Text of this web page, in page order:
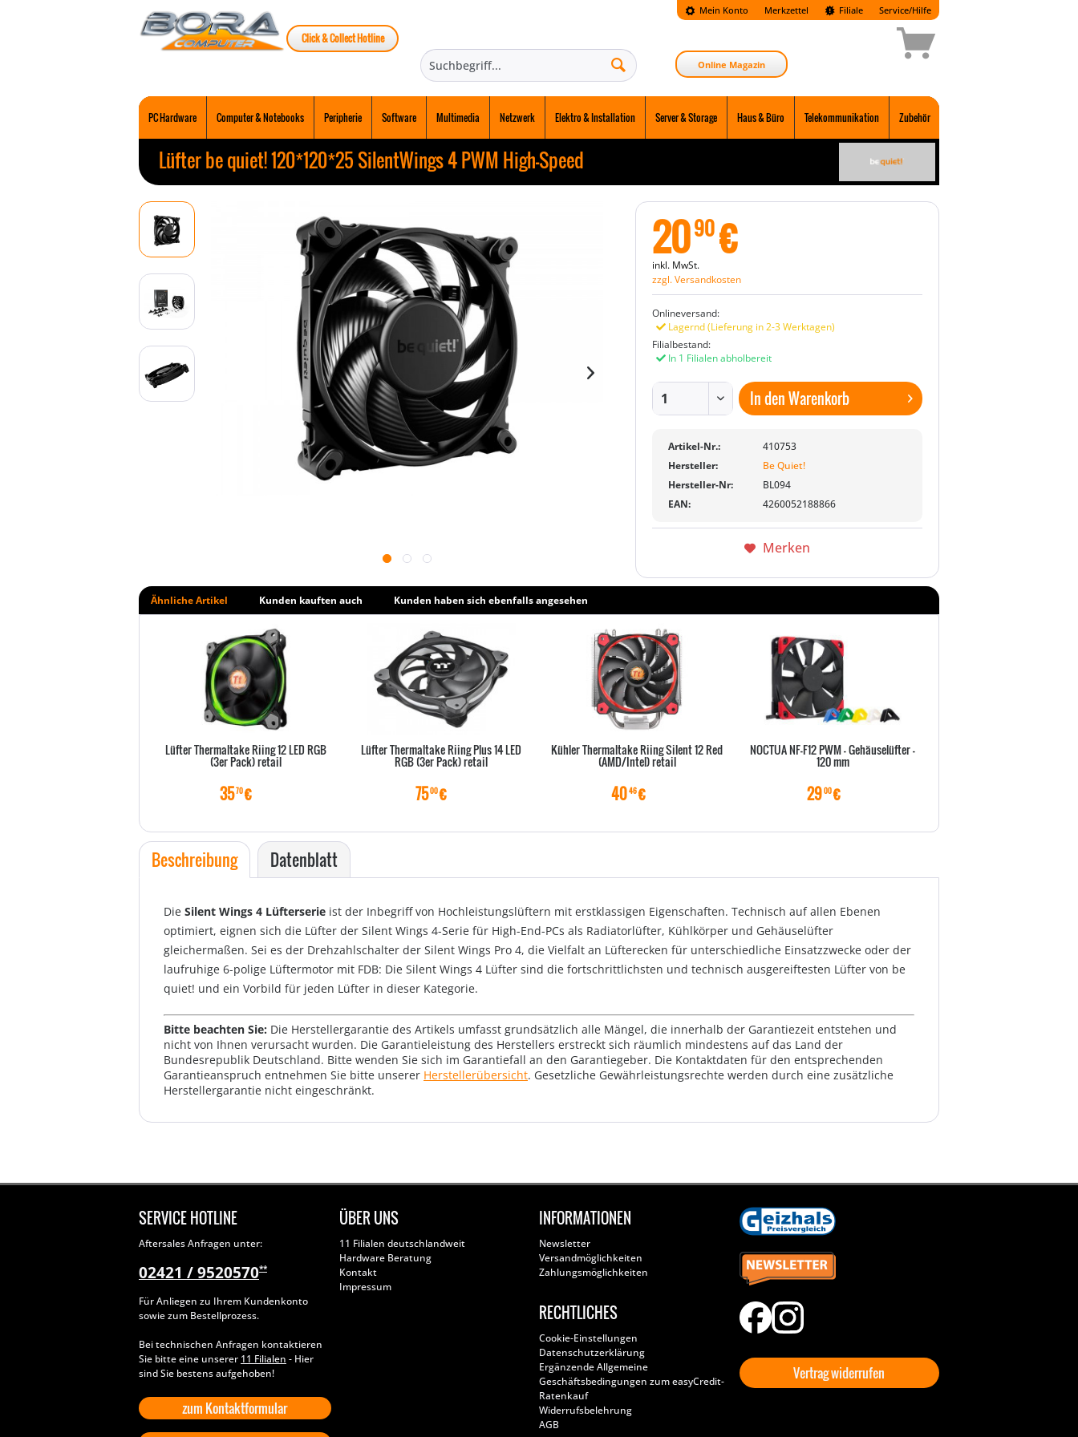
Mein Konto Merkzettel
Click & Collect Hotline
Filiale Service/Hilfe
Online Magazin
PC Hardware Computer & Notebooks Peripherie Software Multimedia Netzwerk Elektro & Installation Server & Storage Haus & Büro Telekommunikation Zubehör
Lüfter be quiet! 120*120*25 SilentWings 4 PWM High-Speed
2090€
inkl. MwSt.
zzgl. Versandkosten
Onlineversand:
Lagernd (Lieferung in 2-3 Werktagen)
Filialbestand:
In 1 Filialen abholbereit
In denWarenkorb
Artikel-Nr.:
410753
Hersteller:
Be Quiet!
Hersteller-Nr:
BL094
EAN:
4260052188866
Merken
Ähnliche Artikel Kunden kauften auch Kunden haben sich ebenfalls angesehen
Lüfter Thermaltake Riing 12 LED RGB
(3er Pack) retail
3570€
Lüfter Thermaltake Riing Plus 14 LED
RGB (3er Pack) retail
7500€
Kühler Thermaltake Riing Silent 12 Red
(AMD/Intel) retail
4046€
NOCTUA NF-F12 PWM - Gehäuselüfter -
120 mm
2900€
Beschreibung Datenblatt
Die Silent Wings 4 Lüfterserie ist der Inbegriff von Hochleistungslüftern mit erstklassigen Eigenschaften. Technisch auf allen Ebenen
optimiert, eignen sich die Lüfter der Silent Wings 4-Serie für High-End-PCs als Radiatorlüfter, Kühlkörper und Gehäuselüfter
gleichermaßen. Sei es der Drehzahlschalter der Silent Wings Pro 4, die Vielfalt an Lüfterecken für unterschiedliche Einsatzzwecke oder der
laufruhige 6-polige Lüftermotor mit FDB: Die Silent Wings 4 Lüfter sind die fortschrittlichsten und technisch ausgereiftesten Lüfter von be
quiet! und ein Vorbild für jeden Lüfter in dieser Kategorie.
Bitte beachten Sie: Die Herstellergarantie des Artikels umfasst grundsätzlich alle Mängel, die innerhalb der Garantiezeit entstehen und
nicht von Ihnen verursacht wurden. Die Garantieleistung des Herstellers erstreckt sich räumlich mindestens auf das Land der
Bundesrepublik Deutschland. Bitte wenden Sie sich im Garantiefall an den Garantiegeber. Die Kontaktdaten für den entsprechenden
Garantieanspruch entnehmen Sie bitte unserer Herstellerübersicht. Gesetzliche Gewährleistungsrechte werden durch eine zusätzliche
Herstellergarantie nicht eingeschränkt.
SERVICE HOTLINE
Aftersales Anfragen unter:
02421 / 9520570**
Für Anliegen zu Ihrem Kundenkonto
sowie zum Bestellprozess.
Bei technischen Anfragen kontaktieren
Sie bitte eine unserer 11 Filialen - Hier
sind Sie bestens aufgehoben!
zum Kontaktformular
ÜBER UNS
11 Filialen deutschlandweit
Hardware Beratung
Kontakt
Impressum
INFORMATIONEN
Newsletter
Versandmöglichkeiten
Zahlungsmöglichkeiten
RECHTLICHES
Cookie-Einstellungen
Datenschutzerklärung
Ergänzende Allgemeine
Geschäftsbedingungen zum easyCredit-
Ratenkauf
Widerrufsbelehrung
AGB
Vertrag widerrufen